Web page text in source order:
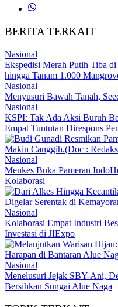
BERITA TERKAIT
Nasional
Ekspedisi Merah Putih Tiba
hingga Tanam 1.000
Nasional
Menyusuri Bawah Tanah,
Nasional
KSPI: Tak Ada Aksi Buruh
Empat Tuntutan Direspons
Nasional
Menkes Buka Pameran
Kolaborasi
Nasional
Kolaborasi Empat Industri
Investasi di JIExpo
Nasional
Menelusuri Jejak SBY-Ani,
Bersihkan Sungai Alue Naga